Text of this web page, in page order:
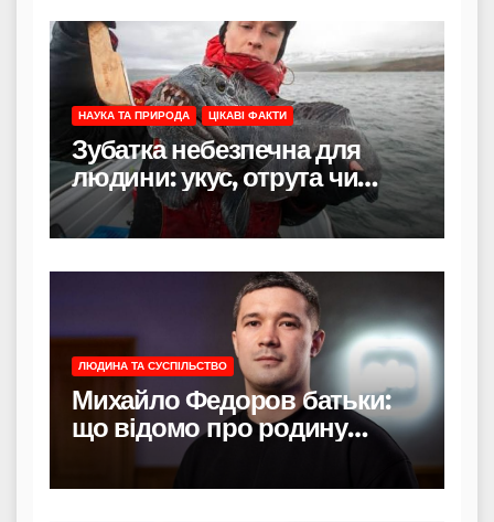
НАУКА ТА ПРИРОДА ЦІКАВІ ФАКТИ
Зубатка небезпечна для
людини: укус, отрута чи
лише зовнішність
ЛЮДИНА ТА СУСПІЛЬСТВО
Михайло Федоров батьки:
що відомо про родину